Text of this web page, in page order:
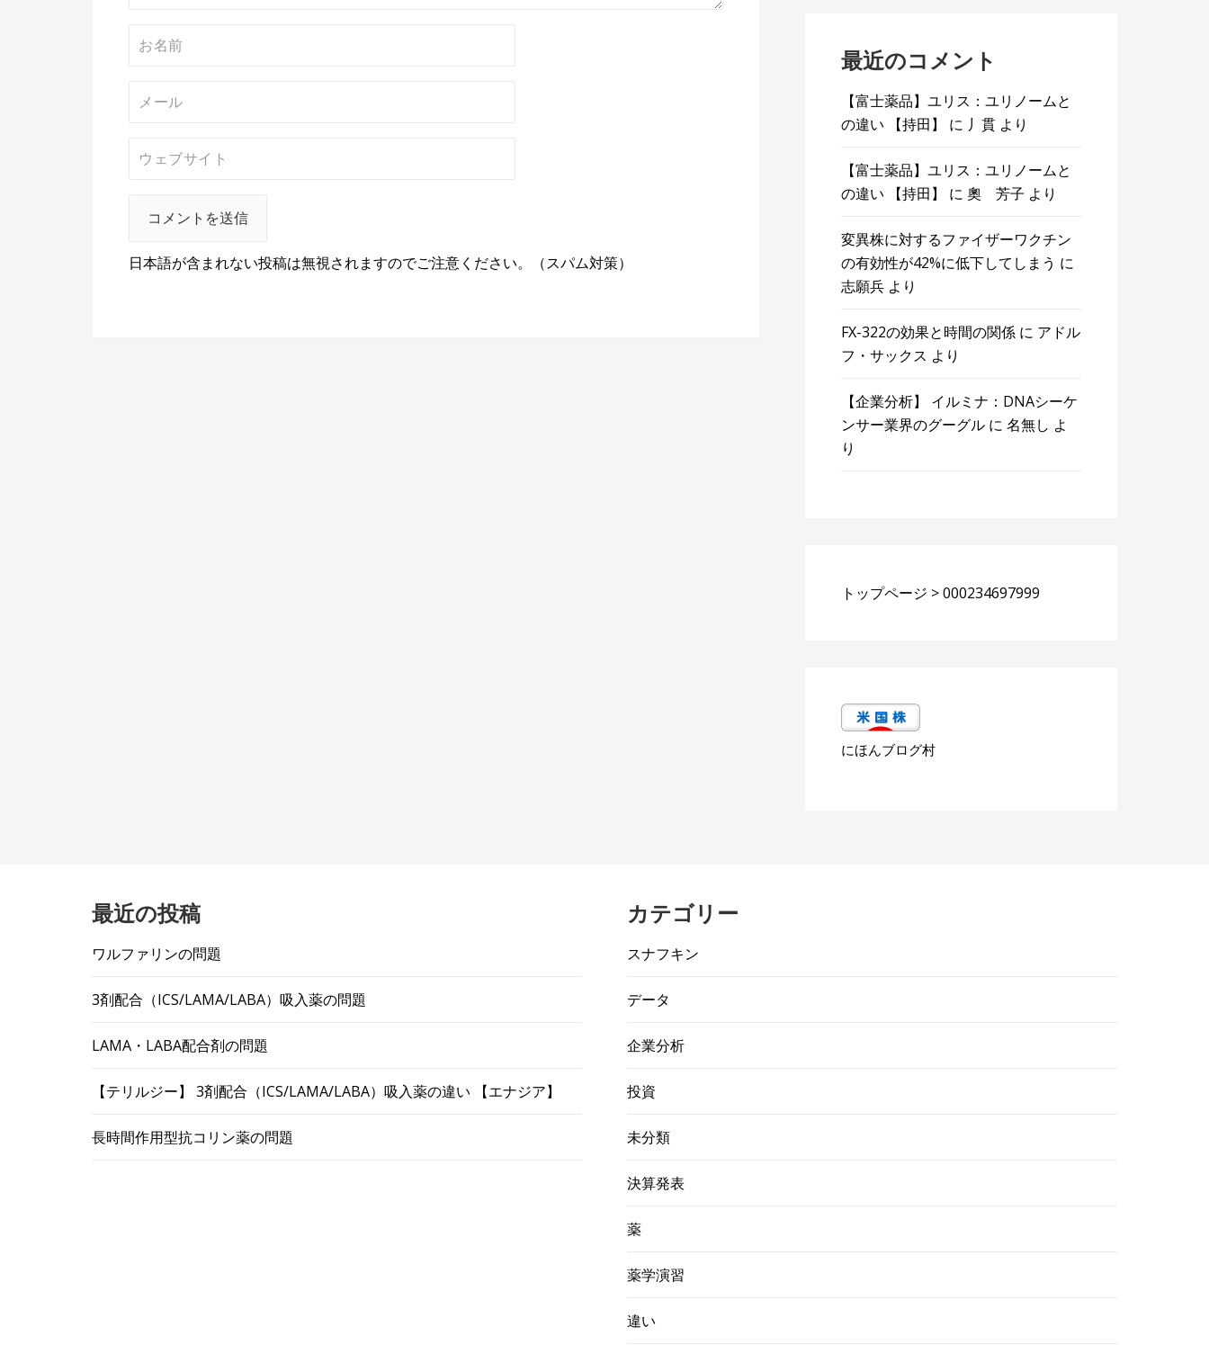
日本語が含まれない投稿は無視されますのでご注意ください。（スパム対策）
最近のコメント
【富士薬品】ユリス：ユリノームと
の違い 【持田】
に 丿貫 より
【富士薬品】ユリス：ユリノームと
の違い 【持田】
に奧 芳子 より
変異株に対するファイザーワクチン
の有効性が42%に低下してしまう に
志願兵 より
FX-322の効果と時間の関係 に アドル
フ・サックス より
【企業分析】 イルミナ：DNAシーケ
ンサー業界のグーグル に名無し よ
り
トップページ >000234697999
にほんブログ村
最近の投稿
ワルファリンの問題
3剤配合（ICS/LAMA/LABA）吸入薬の問題
LAMA・LABA配合剤の問題
【テリルジー】 3剤配合（ICS/LAMA/LABA）吸入薬の違い 【エナジア】
長時間作用型抗コリン薬の問題
カテゴリー
スナフキン
データ
企業分析
投資
未分類
決算発表
薬
薬学演習
違い